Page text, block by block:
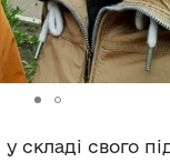
складі свого